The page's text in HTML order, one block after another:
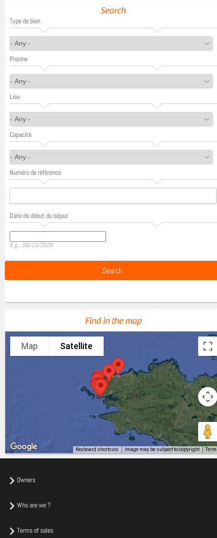
Search
Type de bien
Piscine
Lieu
Capacité
Numéro de référence
Date de début du séjour
Date
E.g., 08/10/2026
Find in the map
Map Satellite
Keyboard shortcuts Image may be subject to copyright
Owners
Who are we ?
Terms of sales